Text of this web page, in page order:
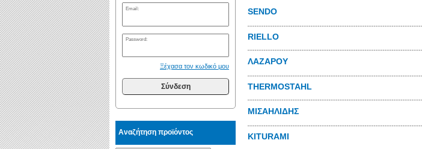
Email:
Password:
Ξέχασα τον κωδικό μου
Σύνδεση
Αναζήτηση προϊόντος
SENDO
RIELLO
ΛΑΖΑΡΟΥ
THERMOSTAHL
ΜΙΣΑΗΛΙΔΗΣ
KITURAMI